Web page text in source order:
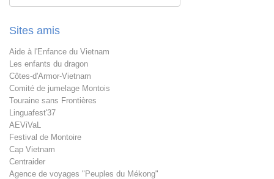
Sites amis
Aide à l'Enfance du Vietnam
Les enfants du dragon
Côtes-d'Armor-Vietnam
Comité de jumelage Montois
Touraine sans Frontières
Linguafest'37
AEViVaL
Festival de Montoire
Cap Vietnam
Centraider
Agence de voyages "Peuples du Mékong"